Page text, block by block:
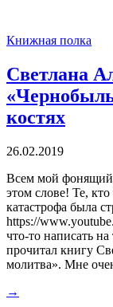
Книжная полка
Светлана
костях
26.02.2019
Всем мой фонящий
этом слове! Те,
катастрофа была
https://
что-то написать
прочитал книгу
молитва». Мне
→